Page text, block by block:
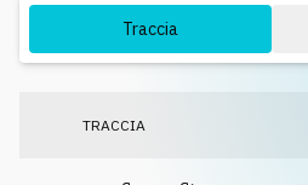
Traccia
TRACCIA